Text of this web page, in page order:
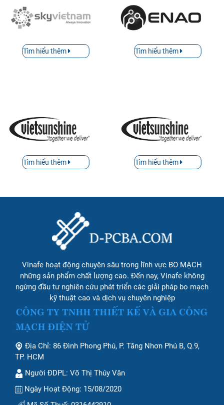
Tìm hiểu thêm Tìm hiểu thêm
Tìm hiểu thêm Tìm hiểu thêm
Vinafe hoạt động chuyên sâu trong lĩnh vực BO MẠCH
những sản phẩm chất lượng cao. Đến nay, Vinafe không
ngừng đầu tư nghiên cứu phát triển các giải pháp bo mạch
kỹ thuật cao và dịch vụ chuyên nghiệp
Địa Chỉ: 86 Đình Phong Phú, P. Tăng Nhơn Phú B, Q.9,
TP. HCM
Người ĐDPL: Võ Thị Thúy Vân
Ngày Hoạt Động: 15/08/2020